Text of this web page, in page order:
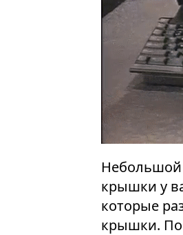
Небольшой
крышки у
которые
крышки.